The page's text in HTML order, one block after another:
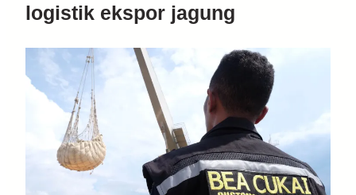
logistik ekspor jagung